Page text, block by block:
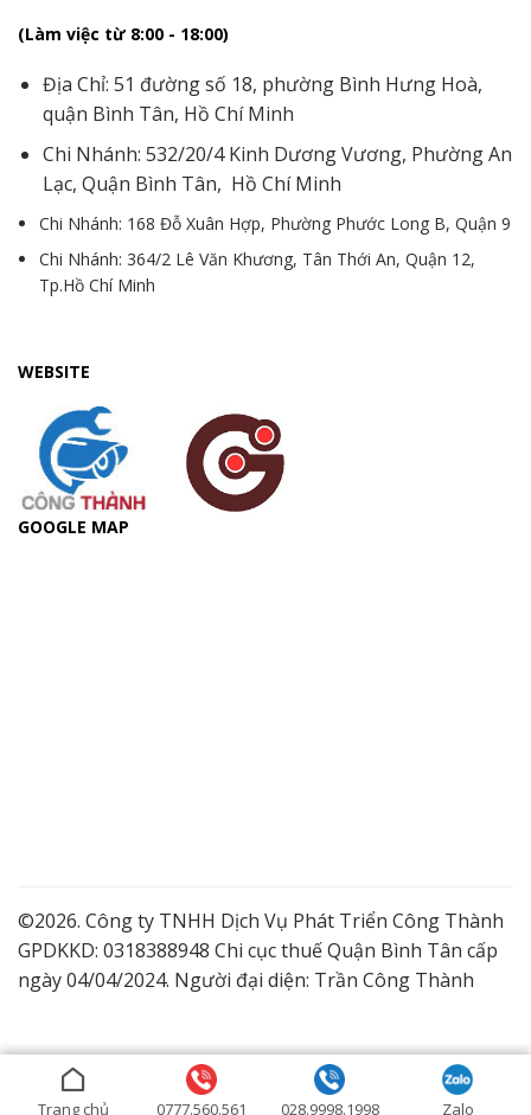
(Làm việc từ 8:00 - 18:00)
Địa Chỉ: 51 đường số 18, phường Bình Hưng Hoà,
quận Bình Tân, Hồ Chí Minh
Chi Nhánh: 532/20/4 Kinh Dương Vương, Phường An
Lạc, Quận Bình Tân, Hồ Chí Minh
Chi Nhánh: 168 Đỗ Xuân Hợp, Phường Phước Long B, Quận 9
Chi Nhánh: 364/2 Lê Văn Khương, Tân Thới An, Quận 12,
Tp.Hồ Chí Minh
WEBSITE
GOOGLE MAP
©2026. Công ty TNHH Dịch Vụ Phát Triển Công Thành
GPDKKD: 0318388948 Chi cục thuế Quận Bình Tân cấp
ngày 04/04/2024. Người đại diện: Trần Công Thành
Lắp Camera Quận 9 Giá Tốt
Dịch vụ lắp đặt camera trọn gói
Lắp đặt camera ở Bình Dương
Trang chủ 0777.560.561 028.9998.1998 Zalo